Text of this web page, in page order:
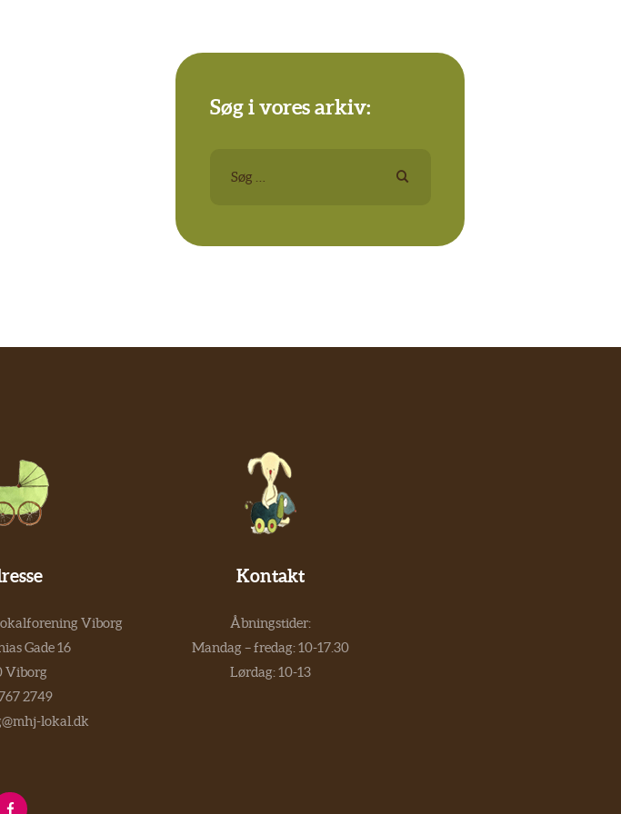
Søg i vores arkiv:
efter:
Viborg
Gade 16
Viborg
2749
lokal.dk
Kontakt
Åbningstider:
Mandag – fredag: 10-17.30
Lørdag: 10-13